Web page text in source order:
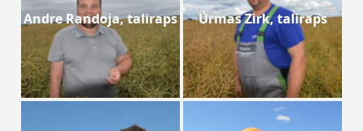
Andre Randoja, taliraps Urmas Zirk, taliraps